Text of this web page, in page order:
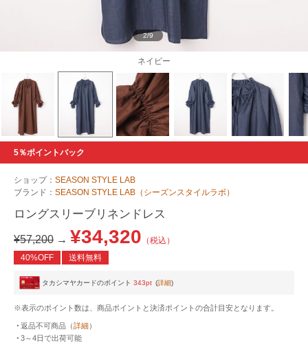
ネイビー
2/9
5％ポイントバック
ショップ： SEASON STYLE LAB
ブランド： SEASON STYLE LAB（シーズンスタイルラボ）
ロングスリーブリネンドレス
¥57,200 → ¥34,320 （税込）
40%OFF
送料無料
タカシマヤカードのポイント 343pt (詳細)
※表示のポイント数は、商品ポイントと決済ポイントの合計目安となります。
返品不可商品 （詳細）
3～4日で出荷可能